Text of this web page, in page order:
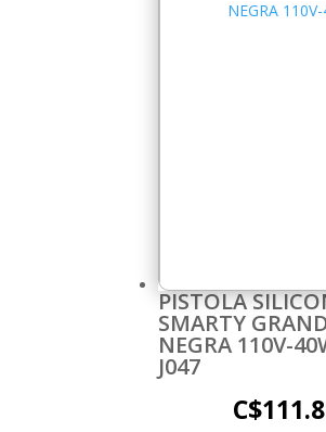
PISTOLA
SMARTY
NEGRA 110V-
J047
C$